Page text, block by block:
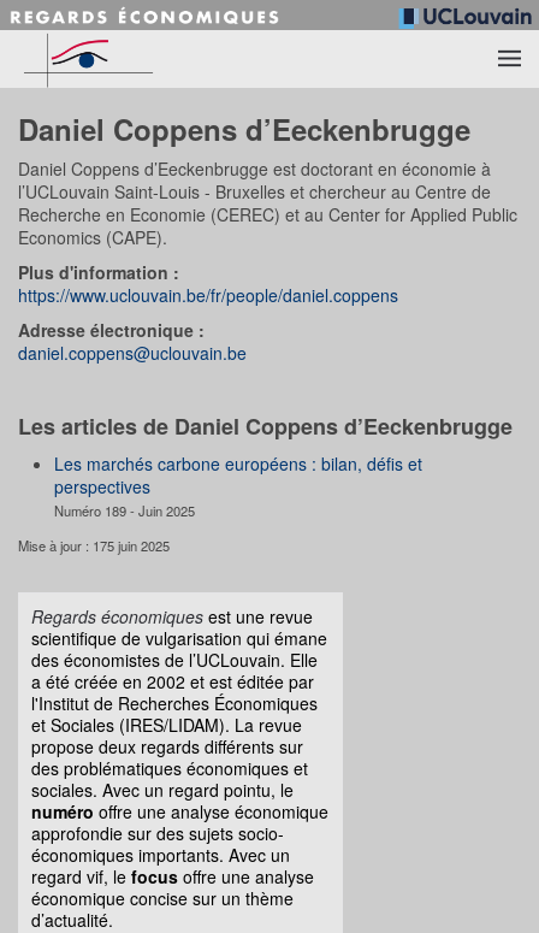
Accéder au contenu principal
Daniel Coppens d’Eeckenbrugge
Daniel Coppens d’Eeckenbrugge est doctorant en économie à
l’UCLouvain Saint-Louis - Bruxelles et chercheur au Centre de
Recherche en Economie (CEREC) et au Center for Applied Public
Economics (CAPE).
Plus d'information :
https://www.uclouvain.be/fr/people/daniel.coppens
Adresse électronique :
daniel.coppens@uclouvain.be
Les articles de Daniel Coppens d’Eeckenbrugge
Les marchés carbone européens : bilan, défis et
perspectives
Numéro 189 - Juin 2025
Mise à jour : 175 juin 2025
Regards économiques est une revue
scientifique de vulgarisation qui émane
des économistes de l’UCLouvain. Elle
a été créée en 2002 et est éditée par
l'Institut de Recherches Économiques
et Sociales (IRES/LIDAM). La revue
propose deux regards différents sur
des problématiques économiques et
sociales. Avec un regard pointu, le
numéro offre une analyse économique
approfondie sur des sujets socio-
économiques importants. Avec un
regard vif, le focus offre une analyse
économique concise sur un thème
d’actualité.